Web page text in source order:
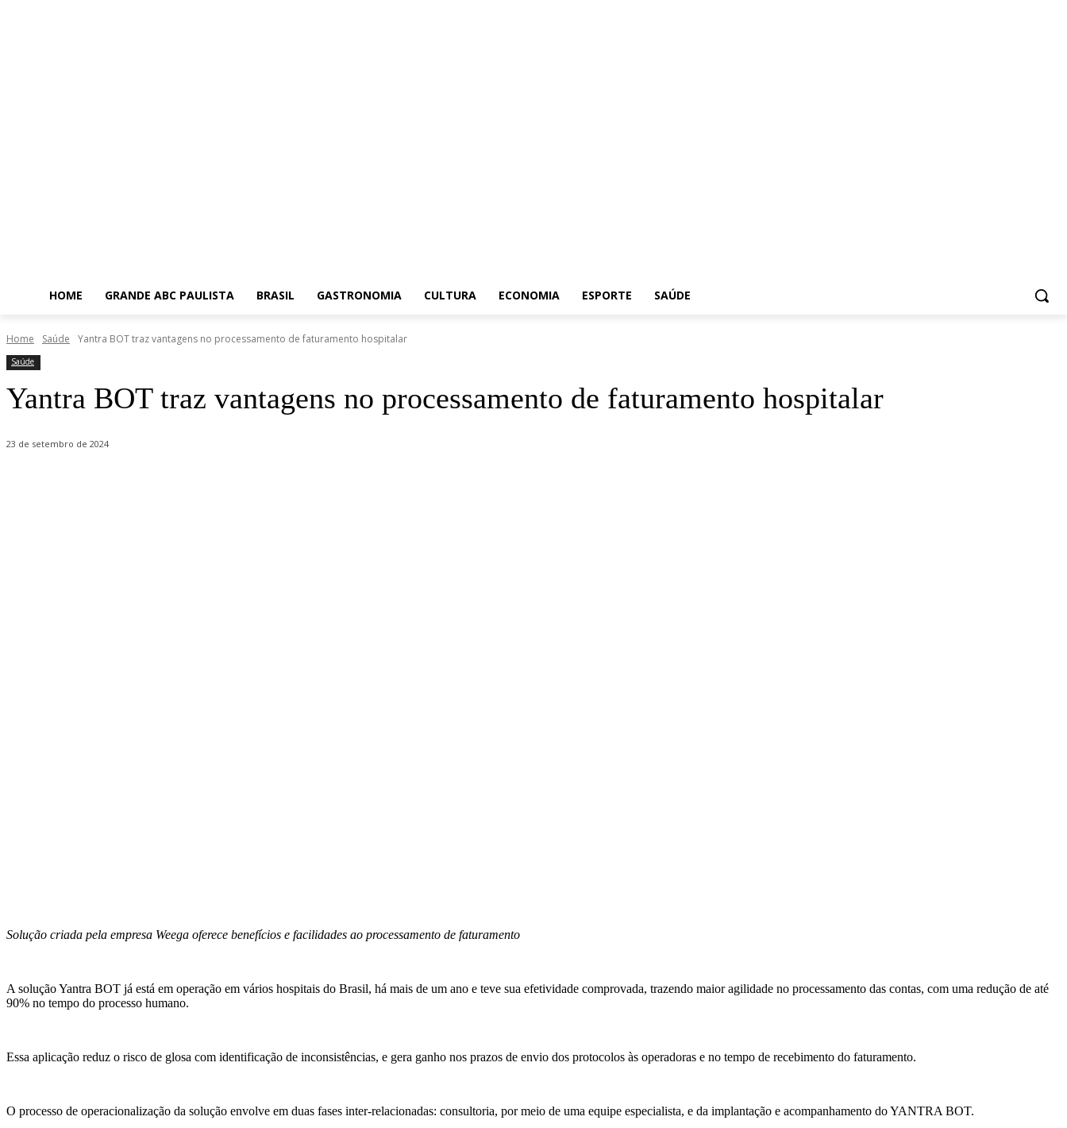
HOME GRANDE ABC PAULISTA BRASIL GASTRONOMIA CULTURA ECONOMIA ESPORTE SAÚDE
Home Saúde Yantra BOT traz vantagens no processamento de faturamento hospitalar
Saúde
Yantra BOT traz vantagens no processamento de faturamento hospitalar
23 de setembro de 2024
Solução criada pela empresa Weega oferece benefícios e facilidades ao processamento de faturamento
A solução Yantra BOT já está em operação em vários hospitais do Brasil, há mais de um ano e teve sua efetividade comprovada, trazendo maior agilidade no processamento das contas, com uma redução de até
90% no tempo do processo humano.
Essa aplicação reduz o risco de glosa com identificação de inconsistências, e gera ganho nos prazos de envio dos protocolos às operadoras e no tempo de recebimento do faturamento.
O processo de operacionalização da solução envolve em duas fases inter-relacionadas: consultoria, por meio de uma equipe especialista, e da implantação e acompanhamento do YANTRA BOT.